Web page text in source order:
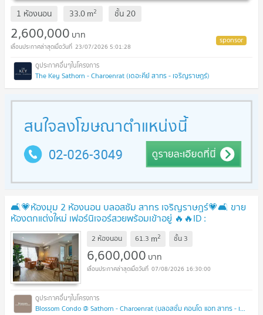
1 ห้องนอน 33.0m2 ชั้น 20
2,600,000 บาท
23/07/2026 5:01:28
The Key Sathorn - Charoenrat (เดอะคีย์ สาทร - เจริญราษฎร์)
🛋️💗ห้องมุม 2 ห้องนอน บลอสซัม สาทร เจริญราษฎร์💗🛋️ ขาย
ห้องตกแต่งใหม่ เฟอร์นิเจอร์สวยพร้อมเข้าอยู่ 🔥🔥ID :
@471ovhib 📲 UPDATE !
2 ห้องนอน 61.3 m2 ชั้น 3
6,600,000 บาท
07/08/2026 16:30:00
Blossom Condo @ Sathorn - Charoenrat (บลอสซั่ม คอนโด แอท สาทร - เจริญราษฎร์)